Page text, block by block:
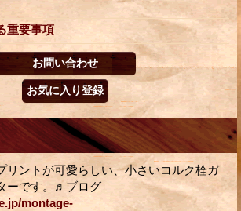
重要事項
リントが可愛らしい、小さいコルク栓ガ
ーです。♬ブログ
montage-